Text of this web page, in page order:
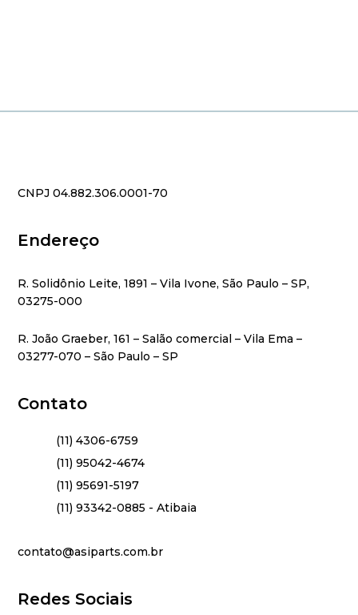
CNPJ 04.882.306.0001-70
Endereço
R. Solidônio Leite, 1891 – Vila Ivone, São Paulo – SP,
03275-000
R. João Graeber, 161 – Salão comercial – Vila Ema –
03277-070 – São Paulo – SP
Contato
(11) 4306-6759
(11) 95042-4674
(11) 95691-5197
(11) 93342-0885 - Atibaia
contato@asiparts.com.br
Redes Sociais